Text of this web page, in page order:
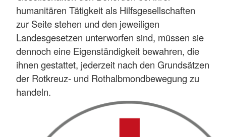
humanitären Tätigkeit als Hilfsgesellschaften
zur Seite stehen und den jeweiligen
Landesgesetzen unterworfen sind, müssen sie
dennoch eine Eigenständigkeit bewahren, die
ihnen gestattet, jederzeit nach den Grundsätzen
der Rotkreuz- und Rothalbmondbewegung zu
handeln.